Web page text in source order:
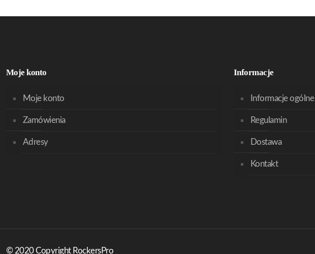
Moje konto
Moje konto
Zamówienia
Adresy
Informacje
Informacje ogólne
Regulamin
Dostawa
Kontakt
© 2020 Copyright RockersPro